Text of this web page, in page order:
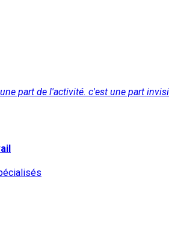
part de l'activité. c'est une part